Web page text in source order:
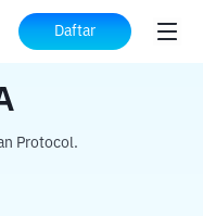
Daftar
ke SPARTA
Protocol.